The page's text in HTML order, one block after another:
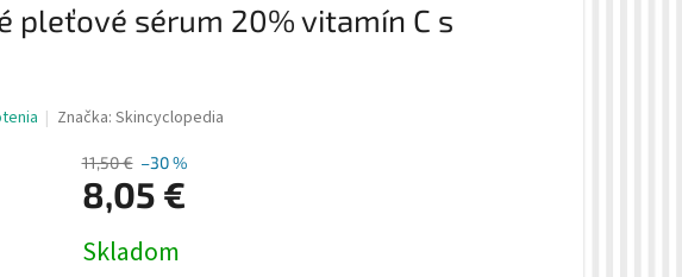
pleťové sérum 20% vitamín C s
Značka:Skincyclopedia
11,50 € –30 %
8,05 €
cena:
Skladom